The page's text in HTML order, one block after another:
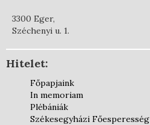
3300 Eger,
Széchenyi u. 1.
Hitelet:
Főpapjaink
In memoriam
Plébániák
Székesegyházi Főesperesség